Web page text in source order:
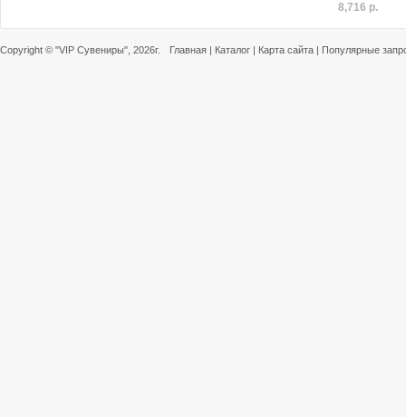
8,716 р.
Copyright © "VIP Сувениры" , 2026г. Главная | Каталог | Карта сайта | Популярные